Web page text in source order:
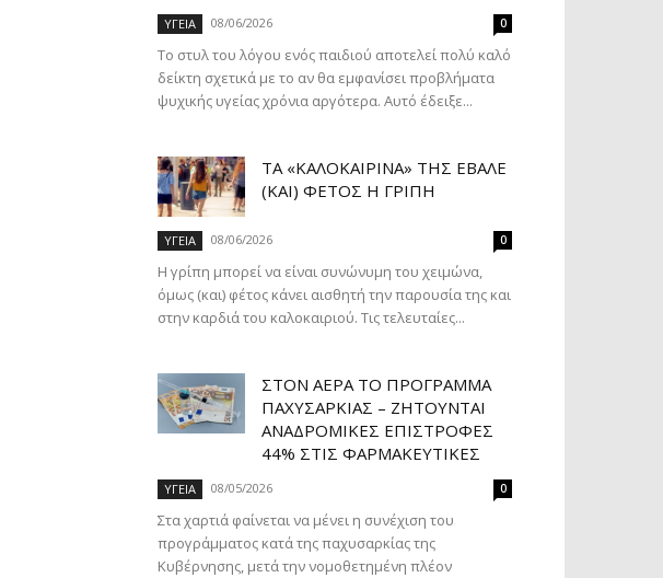
ΥΓΕΙΑ 08/06/2026 0
Το στυλ του λόγου ενός παιδιού αποτελεί πολύ καλό
δείκτη σχετικά με το αν θα εμφανίσει προβλήματα
ψυχικής υγείας χρόνια αργότερα. Αυτό έδειξε...
ΤΑ «ΚΑΛΟΚΑΙΡΙΝΆ» ΤΗΣ ΈΒΑΛΕ
(ΚΑΙ) ΦΈΤΟΣ Η ΓΡΊΠΗ
ΥΓΕΙΑ 08/06/2026 0
Η γρίπη μπορεί να είναι συνώνυμη του χειμώνα,
όμως (και) φέτος κάνει αισθητή την παρουσία της και
στην καρδιά του καλοκαιριού. Τις τελευταίες...
ΣΤΟΝ ΑΈΡΑ ΤΟ ΠΡΌΓΡΑΜΜΑ
ΠΑΧΥΣΑΡΚΊΑΣ – ΖΗΤΟΎΝΤΑΙ
ΑΝΑΔΡΟΜΙΚΈΣ ΕΠΙΣΤΡΟΦΈΣ
44% ΣΤΙΣ ΦΑΡΜΑΚΕΥΤΙΚΈΣ
ΥΓΕΙΑ 08/05/2026 0
Στα χαρτιά φαίνεται να μένει η συνέχιση του
προγράμματος κατά της παχυσαρκίας της
Κυβέρνησης, μετά την νομοθετημένη πλέον